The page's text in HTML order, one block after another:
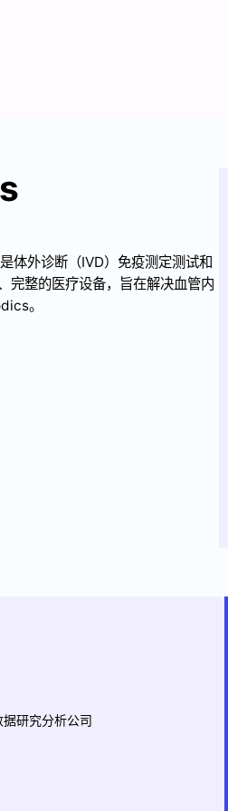
体外诊断（IVD）免疫测定测试和
完整的医疗设备，旨在解决血管内
。
研究分析公司